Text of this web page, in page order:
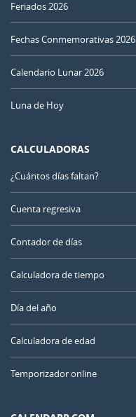
Feriados 2026
Fechas Conmemorativas 2026
Calendario Lunar 2026
Luna de Hoy
CALCULADORAS
¿Cuántos días faltan?
Cuenta regresiva
Contador de días
Calculadora de tiempo
Día del año
Calculadora de edad
Temporizador online